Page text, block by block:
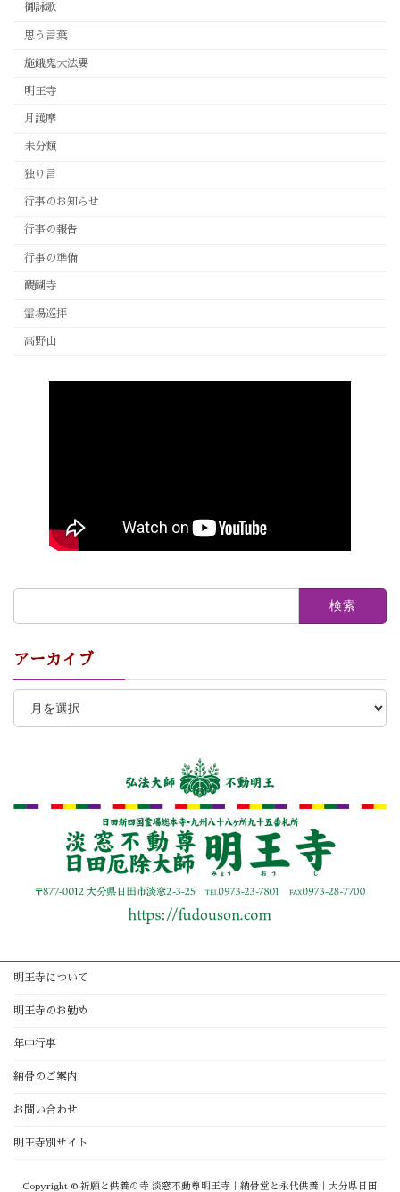
御詠歌
思う言葉
施餓鬼大法要
明王寺
月護摩
未分類
独り言
行事のお知らせ
行事の報告
行事の準備
醍醐寺
霊場巡拝
高野山
検
アーカイブ
イ
明王寺について
明王寺のお勤め
年中行事
納骨のご案内
お問い合わせ
明王寺別サイト
Copyright © 祈願と供養の寺 淡窓不動尊明王寺｜納骨堂と永代供養｜大分県日田